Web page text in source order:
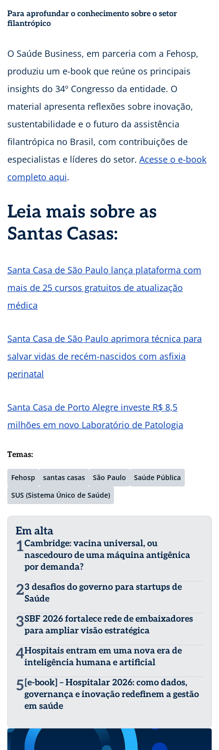
Para aprofundar o conhecimento sobre o setor
filantrópico
O Saúde Business, em parceria com a Fehosp,
produziu um e-book que reúne os principais
insights do 34º Congresso da entidade. O
material apresenta reflexões sobre inovação,
sustentabilidade e o futuro da assistência
filantrópica no Brasil, com contribuições de
especialistas e líderes do setor. Acesse o e-book
completo aqui.
Leia mais sobre as
Santas Casas:
Santa Casa de São Paulo lança plataforma com
mais de 25 cursos gratuitos de atualização
médica
Santa Casa de São Paulo aprimora técnica para
salvar vidas de recém-nascidos com asfixia
perinatal
Santa Casa de Porto Alegre investe R$ 8,5
milhões em novo Laboratório de Patologia
Temas:
Fehosp santas casas São Paulo
Saúde Pública
SUS (Sistema Único de Saúde)
Em alta
1Cambridge: vacina universal, ou
nascedouro de uma máquina antigênica
por demanda?
23 desafios do governo para startups de
Saúde
3SBF 2026 fortalece rede de embaixadores
para ampliar visão estratégica
4Hospitais entram em uma nova era de
inteligência humana e artificial
5 [e-book] – Hospitalar 2026: como dados,
governança e inovação redefinem a gestão
em saúde